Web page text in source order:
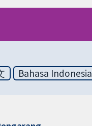
Bahasa Indonesia